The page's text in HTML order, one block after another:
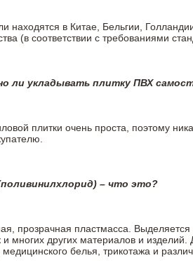
находятся в Китае, Бельгии,
(в соответствии с требованиями
ли укладывать плитку ПВХ
плитки очень проста, поэтому
– что это?
прозрачная пластмасса.
многих других материалов и
белья, трикотажа и